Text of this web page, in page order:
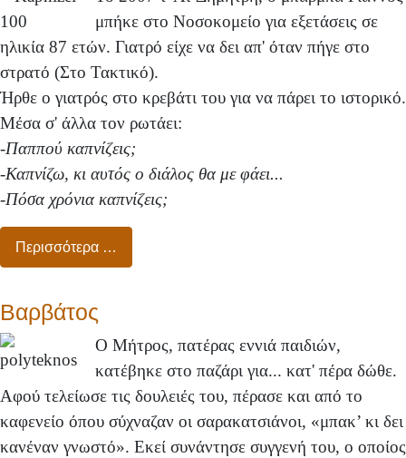
μπήκε στο Νοσοκομείο για εξετάσεις σε
ηλικία 87 ετών. Γιατρό είχε να δει απ' όταν πήγε στο
στρατό (Στο Τακτικό).
Ήρθε ο γιατρός στο κρεβάτι του για να πάρει το ιστορικό.
Μέσα σ' άλλα τον ρωτάει:
-Παππού καπνίζεις;
-Καπνίζω, κι αυτός ο διάλος θα με φάει...
-Πόσα χρόνια καπνίζεις;
Περισσότερα …
Βαρβάτος
Ο Μήτρος, πατέρας εννιά παιδιών,
κατέβηκε στο παζάρι για... κατ' πέρα δώθε.
Αφού τελείωσε τις δουλειές του, πέρασε και από το
καφενείο όπου σύχναζαν οι σαρακατσιάνοι, «μπακ’ κι δει
κανέναν γνωστό». Εκεί συνάντησε συγγενή του, ο οποίος